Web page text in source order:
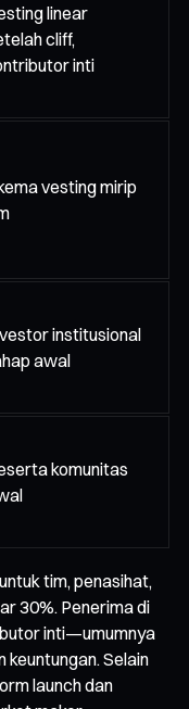
linear
cliff,
inti
vesting mirip
institusional
awal
komunitas
tim, penasihat,
30%. Penerima di
inti—umumnya
Selain
launch dan